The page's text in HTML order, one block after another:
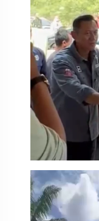
Pemutar
Video